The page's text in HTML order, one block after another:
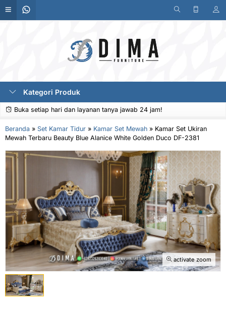
Kategori Produk
Buka setiap hari dan layanan tanya jawab 24 jam!
Beranda » Set Kamar Tidur » Kamar Set Mewah » Kamar Set Ukiran
Mewah Terbaru Beauty Blue Alanice White Golden Duco DF-2381
activate zoom